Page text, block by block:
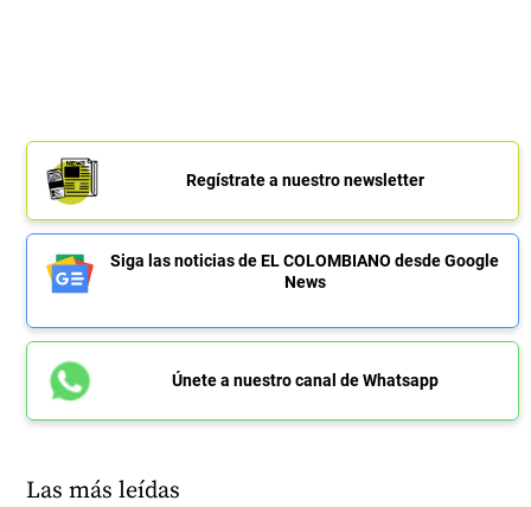
Regístrate a nuestro newsletter
Siga las noticias de EL COLOMBIANO desde Google
News
Únete a nuestro canal de Whatsapp
Las más leídas